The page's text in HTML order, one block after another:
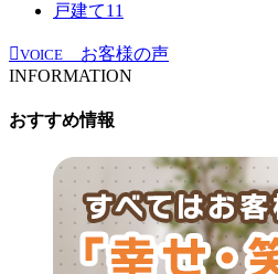
戸建て11
VOICE
お客様の声
INFORMATION
おすすめ情報